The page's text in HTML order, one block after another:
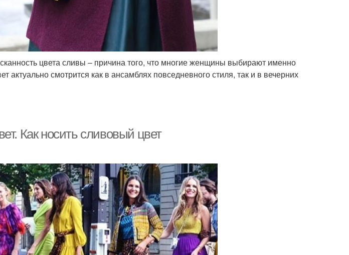
цвета сливы – причина того, что многие женщины выбирают именно
актуально смотрится как в ансамблях повседневного стиля, так и в вечерних
Как носить сливовый цвет